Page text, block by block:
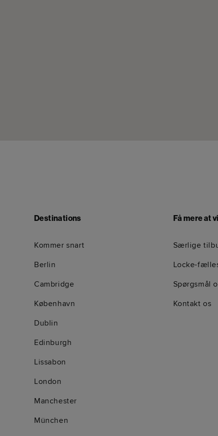
Destinations
Kommer snart
Berlin
Cambridge
København
Dublin
Edinburgh
Lissabon
London
Manchester
München
Få mere at
Særlige
Locke-
Spørgsmål
Kontakt os